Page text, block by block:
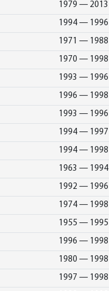
1979 — 2013
1994 — 1996
1971 — 1988
1970 — 1998
1993 — 1996
1996 — 1998
1993 — 1996
1994 — 1997
1994 — 1998
1963 — 1994
1992 — 1996
1974 — 1998
1955 — 1995
1996 — 1998
1980 — 1998
1997 — 1998